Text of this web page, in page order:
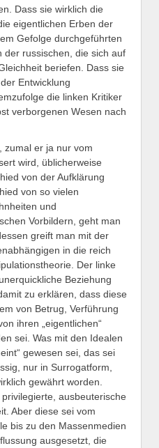
Dass sie wirklich die
eigentlichen Erben der
Gefolge durchgeführten
der russischen, die sich auf
beriefen. Dass sie
Entwicklung
die linken Kritiker
verborgenen Wesen nach
zumal er ja nur vom
wird, üblicherweise
von der Aufklärung
von so vielen
und
Vorbildern, geht man
greift man mit der
in die reich
Der linke
Beziehung
zu erklären, dass diese
von Betrug, Verführung
ihren „eigentlichen“
sei. Was mit den Idealen
gewesen sei, das sei
nur in Surrogatform,
gewährt worden.
ausbeuterische
Aber diese sei vom
bis zu den Massenmedien
ausgesetzt, die